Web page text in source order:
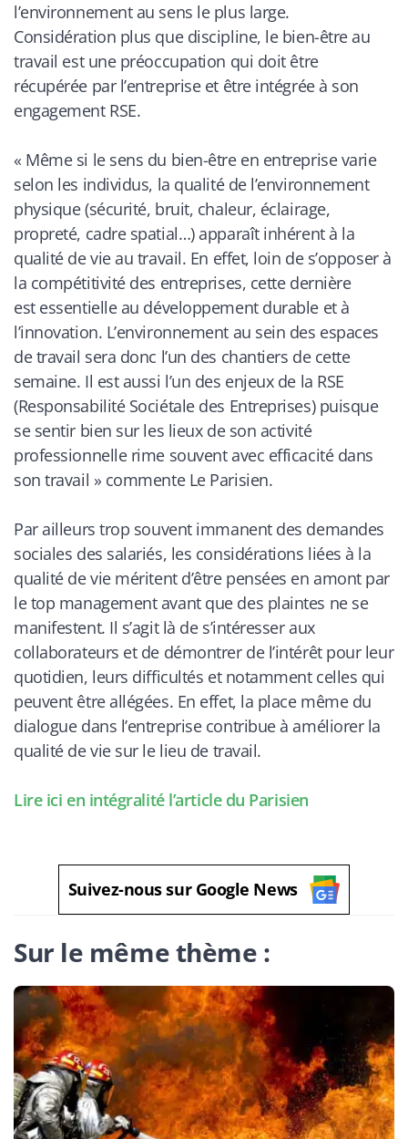
l’environnement au sens le plus large.
Considération plus que discipline, le bien-être au
travail est une préoccupation qui doit être
récupérée par l’entreprise et être intégrée à son
engagement RSE.
« Même si le sens du bien-être en entreprise varie
selon les individus, la qualité de l’environnement
physique (sécurité, bruit, chaleur, éclairage,
propreté, cadre spatial…) apparaît inhérent à la
qualité de vie au travail. En effet, loin de s’opposer à
la compétitivité des entreprises, cette dernière
est essentielle au développement durable et à
l’innovation. L’environnement au sein des espaces
de travail sera donc l’un des chantiers de cette
semaine. Il est aussi l’un des enjeux de la RSE
(Responsabilité Sociétale des Entreprises) puisque
se sentir bien sur les lieux de son activité
professionnelle rime souvent avec efficacité dans
son travail » commente Le Parisien.
Par ailleurs trop souvent immanent des demandes
sociales des salariés, les considérations liées à la
qualité de vie méritent d’être pensées en amont par
le top management avant que des plaintes ne se
manifestent. Il s’agit là de s’intéresser aux
collaborateurs et de démontrer de l’intérêt pour leur
quotidien, leurs difficultés et notamment celles qui
peuvent être allégées. En effet, la place même du
dialogue dans l’entreprise contribue à améliorer la
qualité de vie sur le lieu de travail.
Lire ici en intégralité l’article du Parisien
Suivez-nous sur Google News
Sur le même thème :